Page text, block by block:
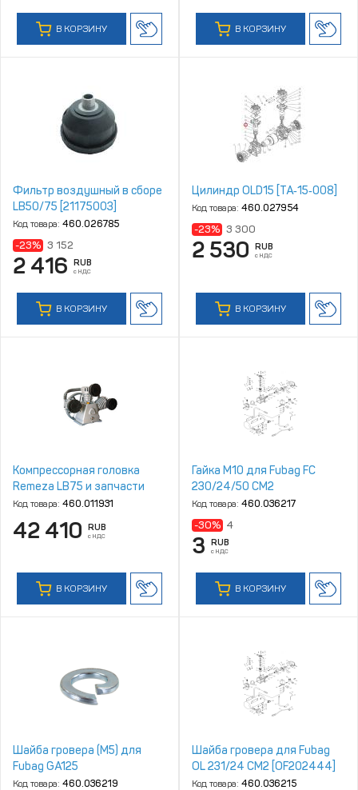
В КОРЗИНУ В КОРЗИНУ
Фильтр воздушный в сборе
LB50/75 [21175003]
Код товара: 460.026785
-23% 3 152
2 416 RUB
с НДС
В КОРЗИНУ
Цилиндр OLD15 [TA‑15‑008]
Код товара: 460.027954
-23% 3 300
2 530 RUB
с НДС
В КОРЗИНУ
Компрессорная головка
Remeza LB75 и запчасти
Код товара: 460.011931
42 410 RUB
с НДС
В КОРЗИНУ
Гайка M10 для Fubag FС
230/24/50 CM2
Код товара: 460.036217
-30% 4
3 RUB
с НДС
В КОРЗИНУ
Шайба гровера (M5) для
Fubag GA125
Код товара: 460.036219
Шайба гровера для Fubag
OL 231/24 CM2 [OF202444]
Код товара: 460.036215